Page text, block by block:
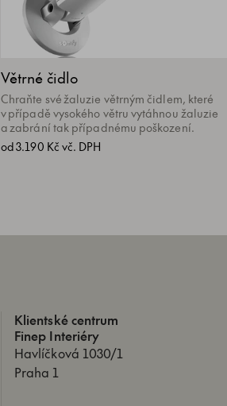
Větrné čidlo
Chraňte své žaluzie větrným čidlem, které
v případě vysokého větru vytáhnou žaluzie
a zabrání tak případnému poškození.
od 3.190 Kč vč. DPH
Klientské centrum
Finep Interiéry
Havlíčková 1030/1
Praha 1